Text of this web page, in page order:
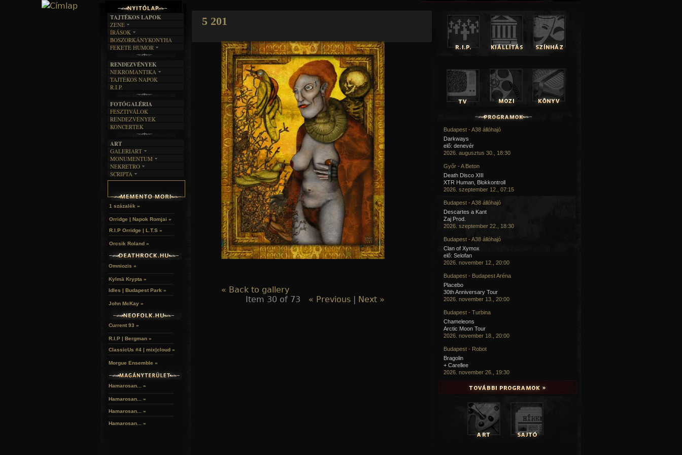
5 201
« Back to gallery
Item 30 of 73
« Previous| Next »
TAJTÉKOS LAPOK
ZENE
EGYÜTTESEK
INTERJÚK
FORDÍTÁSOK
DALSZÖVEGEK
ÍRÁSOK
IRODALOM
FILM
MŰVÉSZET
ÍRÁSTÖRTÉNET
BOSZORKÁNYKONYHA
FEKETE HUMOR
SZÖVEGES
RENDEZVÉNYEK
NEKROMANTIKA
AKTUÁLIS
A MÚLT
TAJTÉKOS NAPOK
R.I.P.
FOTÓGALÉRIA
FESZTIVÁLOK
RENDEZVÉNYEK
KONCERTEK
ART
GALERIART
ARTGALERI
KÉPREGÉNYEK
LAKÁSKULTS
MONUMENTUM
TEMETŐK
TEMPLOMOK
HELYEK
NEKRETRO
SZUBKULT
RELIKVIÁK
SCRIPTA
NOVELLÁK
HALÁLTÁNC
1 százalék »
Orridge | Napok Romjai »
R.I.P Orridge | L.T.S »
Orcsik Roland »
Omniozis »
Kylmä Krypta »
Idles | Budapest Park »
John McKay »
Current 93 »
R.I.P | Bergman »
ClassicUs #4 | mix|cloud »
Morgue Ensemble »
Hamarosan... »
Hamarosan... »
Hamarosan... »
Hamarosan... »
Budapest - A38 állóhajó
Darkways
elő: denevér
2026. augusztus 30., 18:30
Győr - A Beton
Death Disco XIII
XTR Human, Blokkontroll
2026. szeptember 12., 07:15
Budapest - A38 állóhajó
Descartes a Kant
Zaj Prod.
2026. szeptember 22., 18:30
Budapest - A38 állóhajó
Clan of Xymox
elő: Selofan
2026. november 12., 20:00
Budapest - Budapest Aréna
Placebo
30th Anniversary Tour
2026. november 13., 20:00
Budapest - Turbina
Chameleons
Arctic Moon Tour
2026. november 18., 20:00
Budapest - Robot
Bragolin
+ Carellee
2026. november 26., 19:30